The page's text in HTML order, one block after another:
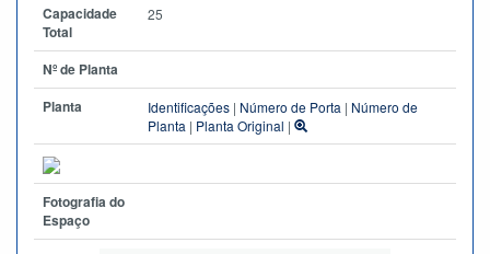
Capacidade
Total
25
Nº de Planta
Planta
Identificações | Número de Porta | Número de
Planta | Planta Original |
Fotografia do
Espaço